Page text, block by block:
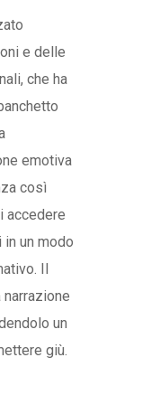
e delle
che ha
emotiva
così
accedere
un modo
Il
narrazione
un
giù.